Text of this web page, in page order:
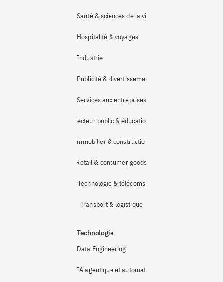
Santé & sciences de la vie
Hospitalité & voyages
Industrie
Publicité & divertissement
Services aux entreprises
Secteur public & éducation
Immobilier & construction
Retail & consumer goods
Technologie & télécoms
Transport & logistique
Technologie
Data Engineering
IA agentique et automatisation